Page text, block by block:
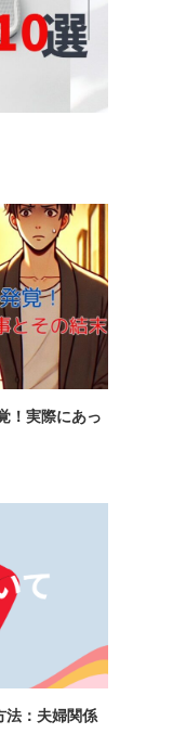
！実際にあっ
法：夫婦関係